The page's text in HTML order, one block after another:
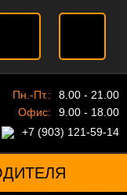
Пн.-Пт.:
8.00 - 21.00
Офис:
9.00 - 18.00
+7 (903) 121-59-14